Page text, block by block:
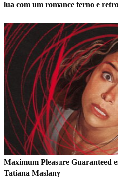
lua com um romance terno e
Maximum Pleasure Guaranteed
Tatiana Maslany